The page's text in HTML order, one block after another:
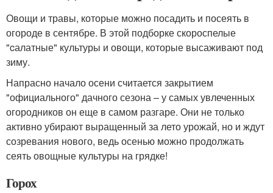
Овощи и травы, которые можно посадить и посеять в
огороде в сентябре. В этой подборке скороспелые
"cалатные" культуры и овощи, которые высаживают под
зиму.
Напрасно начало осени считается закрытием
"официального" дачного сезона – у самых увлеченных
огородников он еще в самом разгаре. Они не только
активно убирают выращенный за лето урожай, но и ждут
созревания нового, ведь осенью можно продолжать
сеять овощные культуры на грядке!
Горох